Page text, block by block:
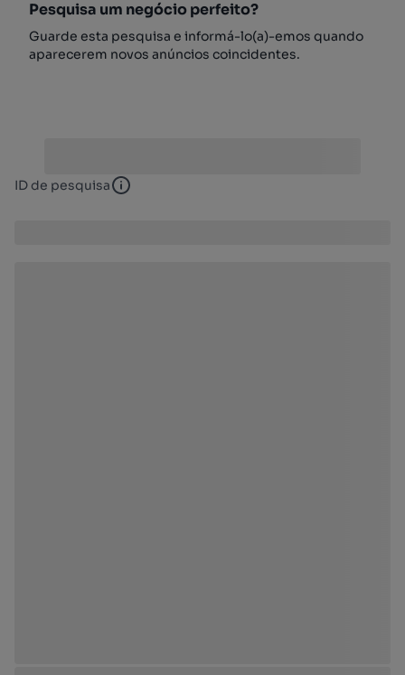
Pesquisa um negócio perfeito?
Guarde esta pesquisa e informá-lo(a)-emos quando
aparecerem novos anúncios coincidentes.
ID de pesquisa ID de pesquisa